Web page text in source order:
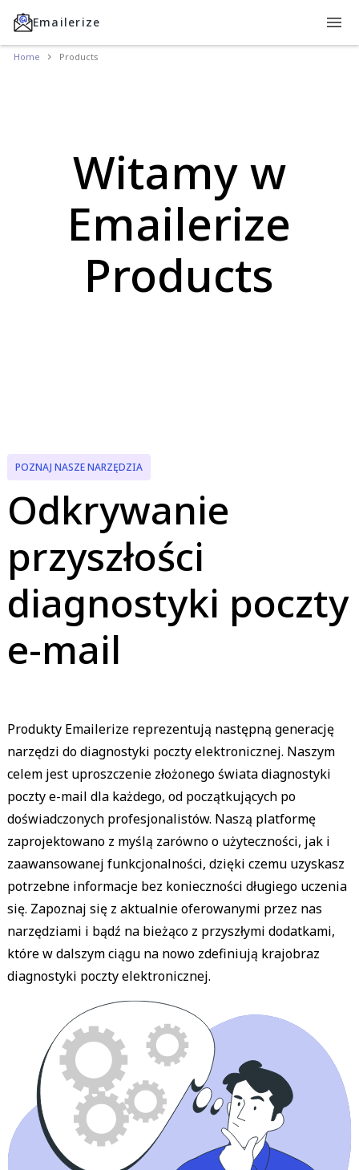
Emailerize
Home Products
Witamy w
Emailerize
Products
POZNAJ NASZE NARZĘDZIA
Odkrywanie
przyszłości
diagnostyki poczty
e-mail
Produkty Emailerize reprezentują następną generację
narzędzi do diagnostyki poczty elektronicznej. Naszym
celem jest uproszczenie złożonego świata diagnostyki
poczty e-mail dla każdego, od początkujących po
doświadczonych profesjonalistów. Naszą platformę
zaprojektowano z myślą zarówno o użyteczności, jak i
zaawansowanej funkcjonalności, dzięki czemu uzyskasz
potrzebne informacje bez konieczności długiego uczenia
się. Zapoznaj się z aktualnie oferowanymi przez nas
narzędziami i bądź na bieżąco z przyszłymi dodatkami,
które w dalszym ciągu na nowo zdefiniują krajobraz
diagnostyki poczty elektronicznej.